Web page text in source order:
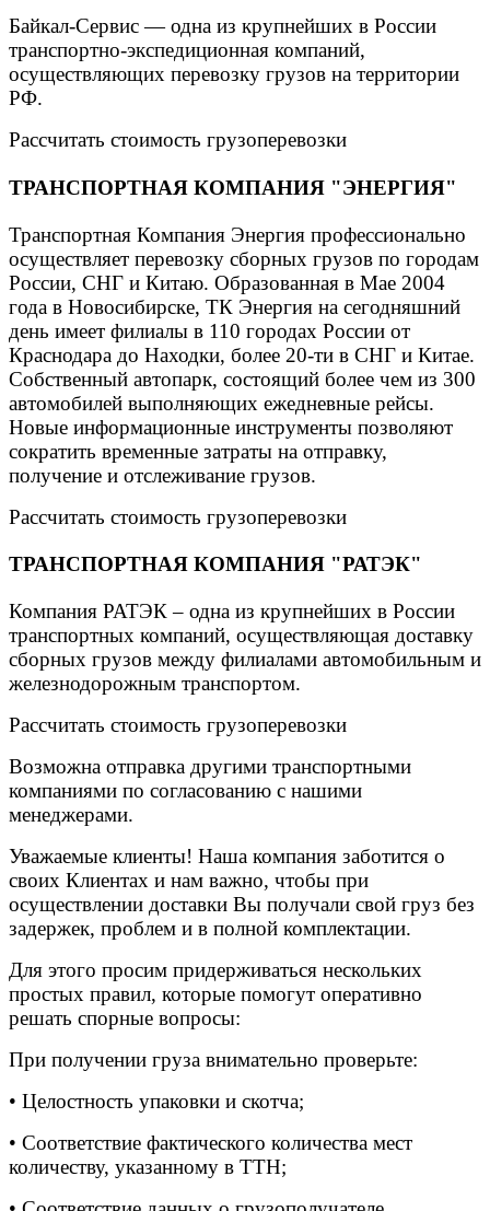
Байкал-Сервис — одна из крупнейших в России
транспортно-экспедиционная компаний,
осуществляющих перевозку грузов на территории
РФ.
Рассчитать стоимость грузоперевозки
ТРАНСПОРТНАЯ КОМПАНИЯ "ЭНЕРГИЯ"
Транспортная Компания Энергия профессионально
осуществляет перевозку сборных грузов по городам
России, СНГ и Китаю. Образованная в Мае 2004
года в Новосибирске, ТК Энергия на сегодняшний
день имеет филиалы в 110 городах России от
Краснодара до Находки, более 20-ти в СНГ и Китае.
Собственный автопарк, состоящий более чем из 300
автомобилей выполняющих ежедневные рейсы.
Новые информационные инструменты позволяют
сократить временные затраты на отправку,
получение и отслеживание грузов.
Рассчитать стоимость грузоперевозки
ТРАНСПОРТНАЯ КОМПАНИЯ "РАТЭК"
Компания РАТЭК – одна из крупнейших в России
транспортных компаний, осуществляющая доставку
сборных грузов между филиалами автомобильным и
железнодорожным транспортом.
Рассчитать стоимость грузоперевозки
Возможна отправка другими транспортными
компаниями по согласованию с нашими
менеджерами.
Уважаемые клиенты! Наша компания заботится о
своих Клиентах и нам важно, чтобы при
осуществлении доставки Вы получали свой груз без
задержек, проблем и в полной комплектации.
Для этого просим придерживаться нескольких
простых правил, которые помогут оперативно
решать спорные вопросы:
При получении груза внимательно проверьте:
• Целостность упаковки и скотча;
• Соответствие фактического количества мест
количеству, указанному в ТТН;